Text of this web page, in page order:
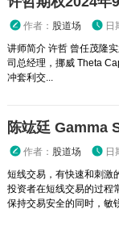
作者： 股道场 日
讲师简介 许哲 曾任茂隆
司总经理，挪威 Theta
冲套利交...
陈竑廷 Gamma
作者： 股道场 日
短线交易，有快速和刺激
投资者在短线交易的过程
保持交易安全的同时，敏